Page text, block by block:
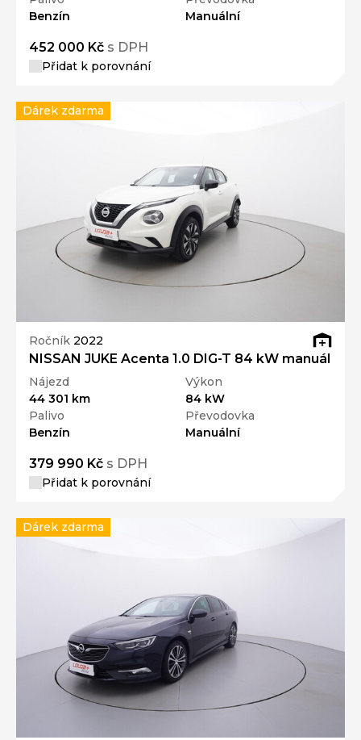
Benzín
Manuální
452 000 Kč s DPH
Přidat k porovnání
Ročník 2022
NISSAN JUKE Acenta 1.0 DIG-T 84 kW manuál
Nájezd
44 301 km
Výkon
84 kW
Palivo
Benzín
Převodovka
Manuální
379 990 Kč s DPH
Přidat k porovnání
Dárek zdarma
Dárek zdarma